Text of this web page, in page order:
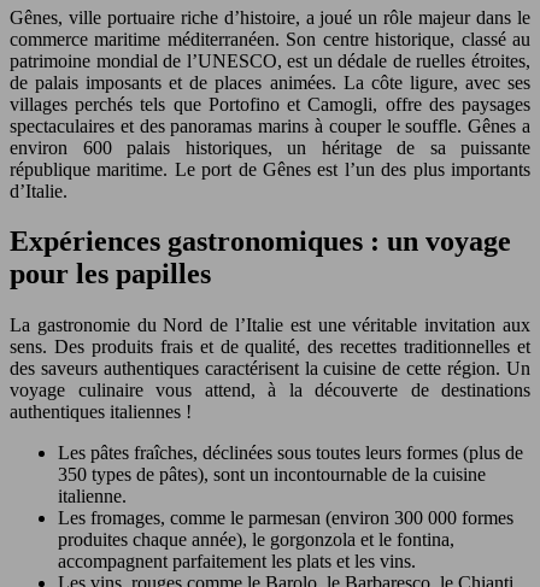
Gênes, ville portuaire riche d’histoire, a joué un rôle majeur dans le
commerce maritime méditerranéen. Son centre historique, classé au
patrimoine mondial de l’UNESCO, est un dédale de ruelles étroites,
de palais imposants et de places animées. La côte ligure, avec ses
villages perchés tels que Portofino et Camogli, offre des paysages
spectaculaires et des panoramas marins à couper le souffle. Gênes a
environ 600 palais historiques, un héritage de sa puissante
république maritime. Le port de Gênes est l’un des plus importants
d’Italie.
Expériences gastronomiques : un voyage
pour les papilles
La gastronomie du Nord de l’Italie est une véritable invitation aux
sens. Des produits frais et de qualité, des recettes traditionnelles et
des saveurs authentiques caractérisent la cuisine de cette région. Un
voyage culinaire vous attend, à la découverte de destinations
authentiques italiennes !
Les pâtes fraîches, déclinées sous toutes leurs formes (plus de
350 types de pâtes), sont un incontournable de la cuisine
italienne.
Les fromages, comme le parmesan (environ 300 000 formes
produites chaque année), le gorgonzola et le fontina,
accompagnent parfaitement les plats et les vins.